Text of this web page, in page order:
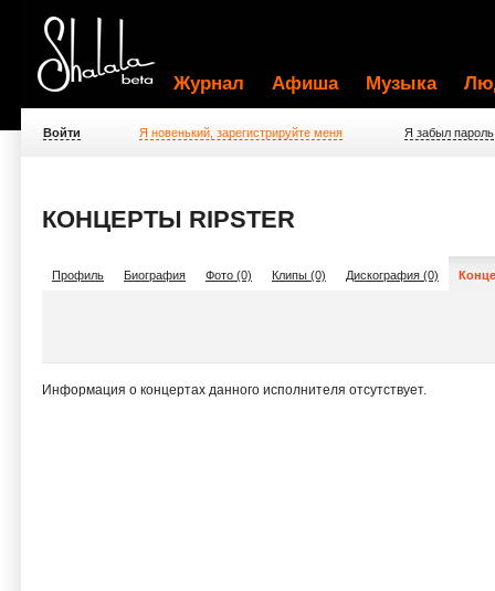
Журнал Афиша Музыка
Войти Я новенький, зарегистрируйте меня Я забыл пароль
КОНЦЕРТЫ RIPSTER
Профиль Биография Фото (0) Клипы (0) Дискография (0)
Информация о концертах данного исполнителя отсутствует.